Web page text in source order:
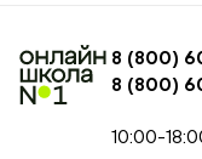
8 (800)
8 (800)
10:00-